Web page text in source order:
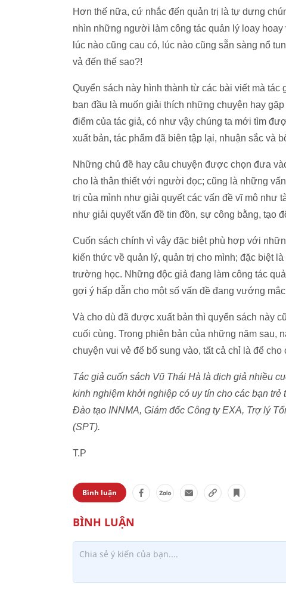
Hơn thế nữa, cứ nhắc đến quản trị là tự dưng
nhìn những người làm công tác quản lý loay
lúc nào cũng cau có, lúc nào cũng sẵn sàng nổ
vả đến thế sao?!
Quyển sách này hình thành từ các bài viết mà
ban đầu là muốn giải thích những chuyện hay
điểm của tác giả, có như vậy chúng ta mới tìm
xuất bản, tác phẩm đã biên tập lại, nhuận sắc và
Những chủ đề hay câu chuyện được chọn đưa
cho là thân thiết với người đọc; cũng là những
trị của mình như giải quyết các vấn đề vĩ mô
như giải quyết vấn đề tin đồn, sự công bằng, tạo
Cuốn sách chính vì vậy đặc biệt phù hợp với
kiến thức về quản lý, quản trị cho mình; đặc biệt
trường học. Những độc giả đang làm công tác
gợi ý hấp dẫn cho một số vấn đề đang vướng
Và cho dù đã được xuất bản thì quyển sách này
cuối cùng. Trong phiên bản của những năm sau,
chuyện vui vẻ để bổ sung vào, tất cả chỉ là để
Tác giả cuốn sách Vũ Thái Hà là dịch giả nhiều
kinh nghiệm khởi nghiệp có uy tín cho các bạn trẻ
Đào tạo INNMA, Giám đốc Công ty EXA, Trợ lý
(SPT).
T.P
Bình luận